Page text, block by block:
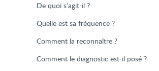
De quoi s’agit-il ?
Quelle est sa fréquence ?
Comment la reconnaître ?
Comment le diagnostic est-il posé ?